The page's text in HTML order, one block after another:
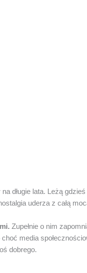
długie lata. Leżą
uderza z całą
Zupełnie o nim
media
dobrego.